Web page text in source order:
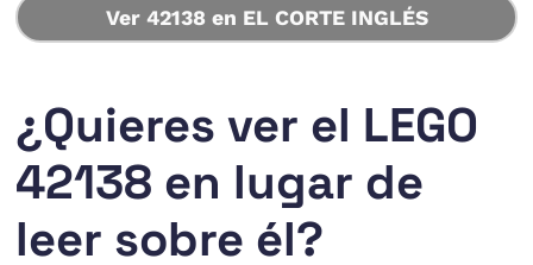
Ver 42138 en EL CORTE INGLÉS
¿Quieres ver el LEGO
42138 en lugar de
leer sobre él?